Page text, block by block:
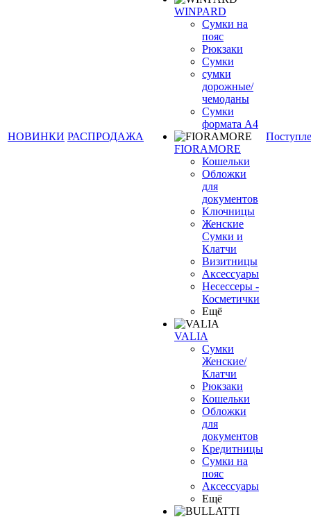
НОВИНКИ РАСПРОДАЖА
WINPARD
Сумки на
пояс
Рюкзаки
Сумки
сумки
дорожные/
чемоданы
Сумки
формата А4
FIORAMORE
Кошельки
Обложки
для
документов
Ключницы
Женские
Сумки и
Клатчи
Визитницы
Аксессуары
Несессеры -
Косметички
Ещё
VALIA
Сумки
Женские/
Клатчи
Рюкзаки
Кошельки
Обложки
для
документов
Кредитницы
Сумки на
пояс
Аксессуары
Ещё